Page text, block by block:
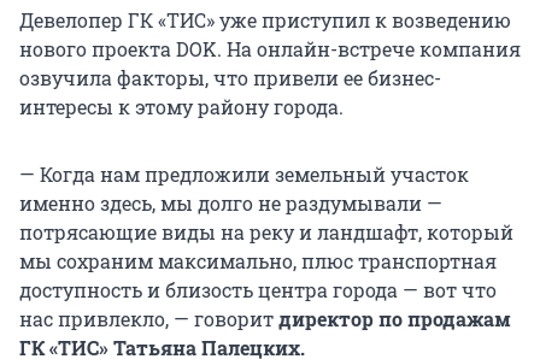
Девелопер ГК «ТИС» уже приступил к возведению
нового проекта DOK. На онлайн-встрече компания
озвучила факторы, что привели ее бизнес-
интересы к этому району города.
— Когда нам предложили земельный участок
именно здесь, мы долго не раздумывали —
потрясающие виды на реку и ландшафт, который
мы сохраним максимально, плюс транспортная
доступность и близость центра города — вот что
нас привлекло, — говоритдиректор по продажам
ГК «ТИС» Татьяна Палецких.